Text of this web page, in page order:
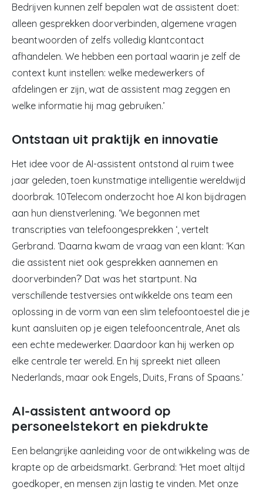
Bedrijven kunnen zelf bepalen wat de assistent doet:
alleen gesprekken doorverbinden, algemene vragen
beantwoorden of zelfs volledig klantcontact
afhandelen. We hebben een portaal waarin je zelf de
context kunt instellen: welke medewerkers of
afdelingen er zijn, wat de assistent mag zeggen en
welke informatie hij mag gebruiken.’
Ontstaan uit praktijk en innovatie
Het idee voor de AI-assistent ontstond al ruim twee
jaar geleden, toen kunstmatige intelligentie wereldwijd
doorbrak. 10Telecom onderzocht hoe AI kon bijdragen
aan hun dienstverlening. ‘We begonnen met
transcripties van telefoongesprekken ‘, vertelt
Gerbrand. ‘Daarna kwam de vraag van een klant: ‘Kan
die assistent niet ook gesprekken aannemen en
doorverbinden?’ Dat was het startpunt. Na
verschillende testversies ontwikkelde ons team een
oplossing in de vorm van een slim telefoontoestel die je
kunt aansluiten op je eigen telefooncentrale, Anet als
een echte medewerker. Daardoor kan hij werken op
elke centrale ter wereld. En hij spreekt niet alleen
Nederlands, maar ook Engels, Duits, Frans of Spaans.’
AI-assistent antwoord op
personeelstekort en piekdrukte
Een belangrijke aanleiding voor de ontwikkeling was de
krapte op de arbeidsmarkt. Gerbrand: ‘Het moet altijd
goedkoper, en mensen zijn lastig te vinden. Met onze